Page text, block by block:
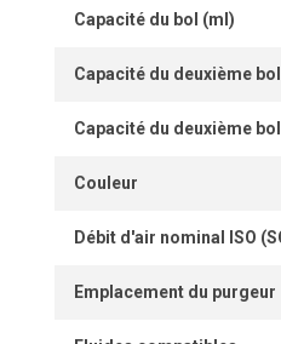
Capacité du bol (ml)
Capacité du deuxième
Capacité du deuxième
Couleur
Débit d'air nominal ISO
Emplacement du purgeur